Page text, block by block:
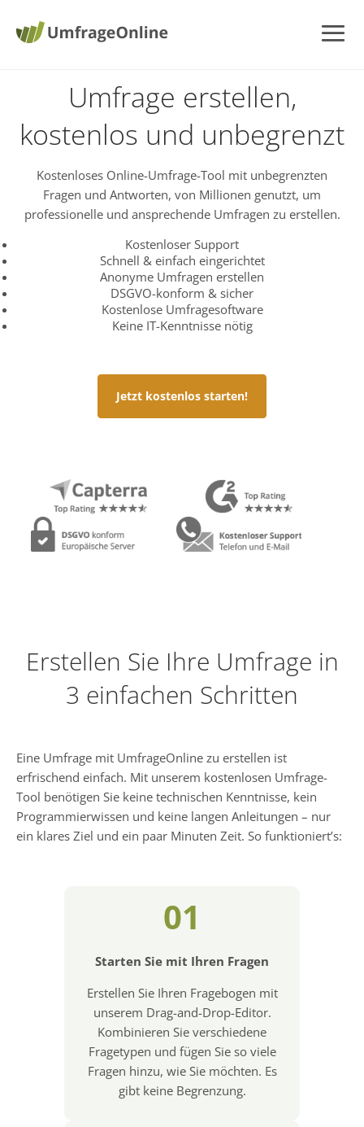
Umfrage erstellen,
kostenlos und unbegrenzt
Kostenloses Online-Umfrage-Tool mit unbegrenzten
Fragen und Antworten, von Millionen genutzt, um
professionelle und ansprechende Umfragen zu erstellen.
Kostenloser Support
Schnell & einfach eingerichtet
Anonyme Umfragen erstellen
DSGVO-konform & sicher
Kostenlose Umfragesoftware
Keine IT-Kenntnisse nötig
Jetzt kostenlos starten!
Erstellen Sie Ihre Umfrage in
3 einfachen Schritten
Eine Umfrage mit UmfrageOnline zu erstellen ist
erfrischend einfach. Mit unserem kostenlosen Umfrage-
Tool benötigen Sie keine technischen Kenntnisse, kein
Programmierwissen und keine langen Anleitungen – nur
ein klares Ziel und ein paar Minuten Zeit. So funktioniert’s:
01
Starten Sie mit Ihren Fragen
Erstellen Sie Ihren Fragebogen mit
unserem Drag-and-Drop-Editor.
Kombinieren Sie verschiedene
Fragetypen und fügen Sie so viele
Fragen hinzu, wie Sie möchten. Es
gibt keine Begrenzung.